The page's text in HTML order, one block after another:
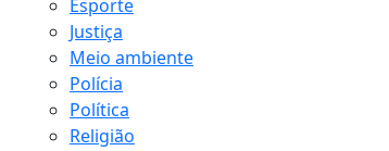
Esporte
Justiça
Meio ambiente
Polícia
Política
Religião